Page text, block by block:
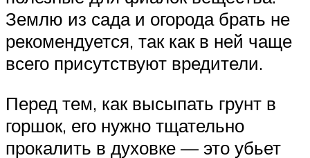
Землю из сада и огорода брать не
рекомендуется, так как в ней чаще
всего присутствуют вредители.
Перед тем, как высыпать грунт в
горшок, его нужно тщательно
прокалить в духовке — это убьет